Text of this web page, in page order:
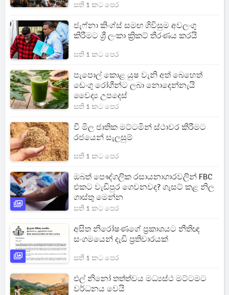
සති 1 කට පෙර
ජැෆ්නා කිංග්ස් සමඟ ගිවිසුම අවලංගු
කිරීමට ශ්‍රී ලංකා ක්‍රිකට් තීරණය කරයි
සති 1 කට පෙර
පැපොල් කොළ යුෂ වැනි අත් බෙහෙත්
ඩෙංගු රෝගීන්ට ලබා නොදෙන්නැයි
වෛද්‍ය උපදෙස්
සති 1 කට පෙර
වී මිල ජාතික මට්ටමින් ස්ථාවර කිරීමට
රජයෙන් සැලසුම්
සති 1 කට පෙර
ඔබත් පෞද්ගලික රසායනාගාරවලින් FBC
එකට වැඩිපුර ගෙවනවද? ගැසට් කළ නිල
ගාස්තු මෙන්න
සති 1 කට පෙර
අසිත නිරෝෂණගේ ප්‍රකාශයට නීතිඥ
සංගමයෙන් දැඩි ප්‍රතිචාරයක්
සති 1 කට පෙර
එල් නිනෝ තත්ත්වය මධ්‍යස්ථ මට්ටමට
වර්ධනය වෙයි